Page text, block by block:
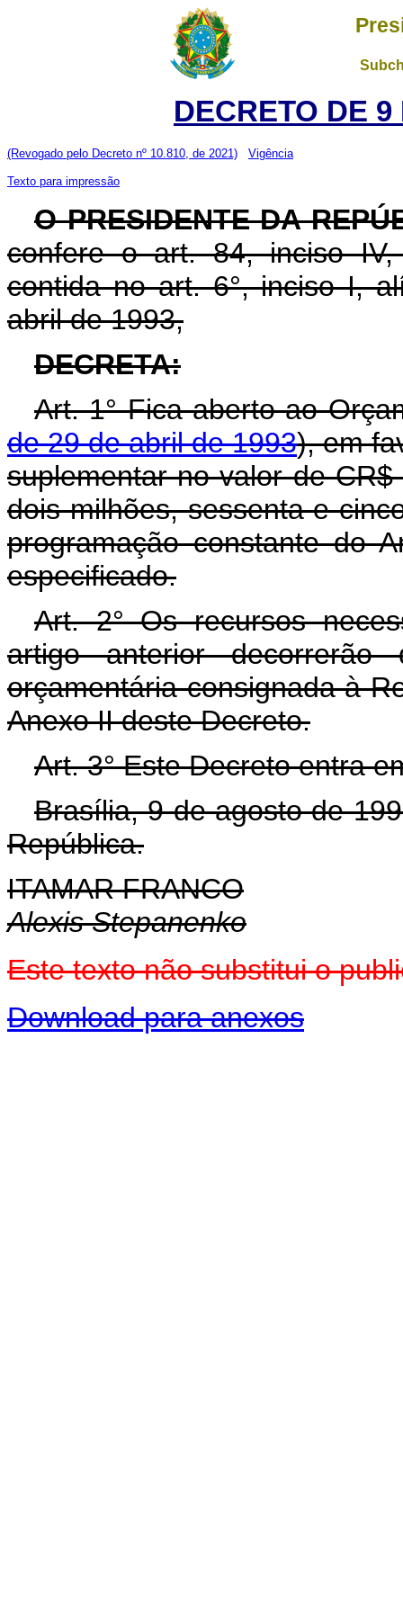
DECRETO DE
(Revogado pelo Decreto nº 10.810, de 2021) Vigência
Texto para impressão
O PRESIDENTE DA
confere o art. 84, inciso
contida no art. 6°, inciso I,
abril de 1993,
DECRETA:
Art. 1° Fica aberto ao
de 29 de abril de 1993), em
suplementar no valor de
dois milhões, sessenta e
programação constante do
especificado.
Art. 2° Os recursos
artigo anterior
orçamentária consignada à
Anexo II deste Decreto.
Art. 3° Este Decreto entra
Brasília, 9 de agosto de
República.
ITAMAR FRANCO
Alexis Stepanenko
Este texto não substitui o
Download para anexos